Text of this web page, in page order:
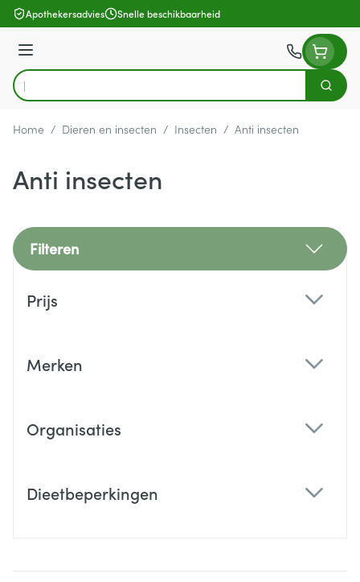
Ga naar de inhoud
Apothekersadvies Snelle beschikbaarheid
Menu
Product, merk, categorie...
Zoek
Home / Dieren en insecten / Insecten / Anti insecten
Anti insecten
Filteren
Prijs
Merken
Organisaties
Dieetbeperkingen